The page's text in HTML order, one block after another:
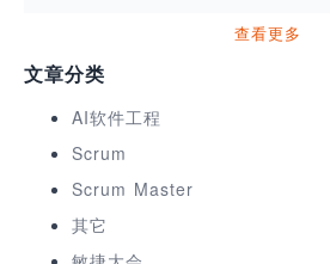
查看更多
文章分类
AI软件工程
Scrum
Scrum Master
其它